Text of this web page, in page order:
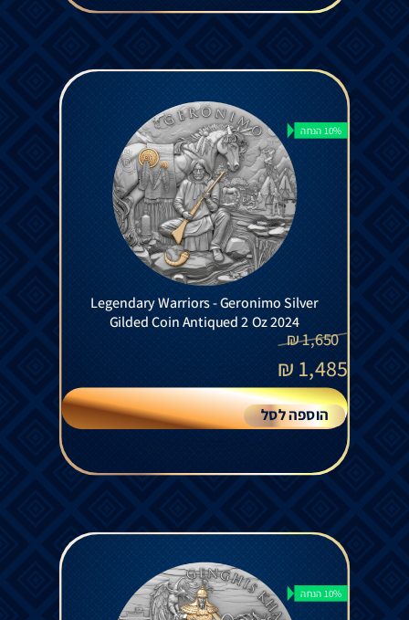
10% הנחה
Legendary Warriors - Geronimo Silver
Gilded Coin Antiqued 2 Oz 2024
1,650
₪
1,485
₪
הוספה לסל
10% הנחה